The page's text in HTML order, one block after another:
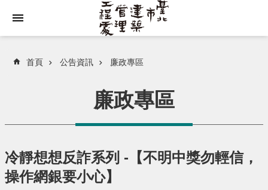
首頁 公告資訊 廉政專區
廉政專區
冷靜想想反詐系列 -【不明中獎勿輕信，
操作網銀要小心】